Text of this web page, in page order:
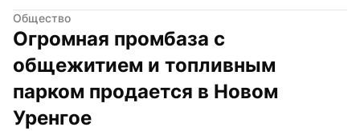
Общество
Огромная промбаза с
общежитием и топливным
парком продается в Новом
Уренгое